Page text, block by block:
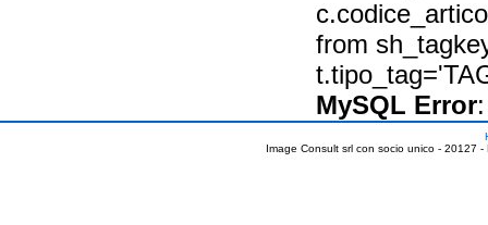
from
MySQL Error
Image Consult srl con socio unico - 20127